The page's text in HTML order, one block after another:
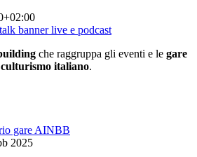
che raggruppa gli eventi e le gare
italiano.
gare AINBB